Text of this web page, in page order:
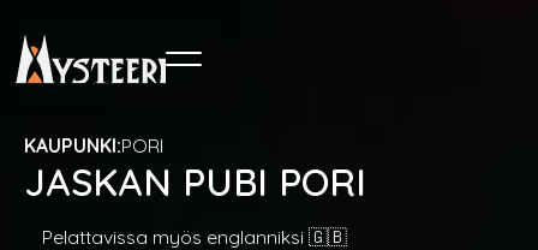
KAUPUNKI:PORI
JASKAN PUBI PORI
Pelattavissa myös englanniksi 🇬🇧